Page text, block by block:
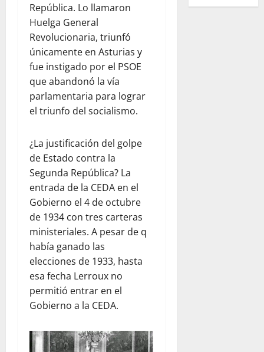
República. Lo llamaron
Huelga General
Revolucionaria, triunfó
únicamente en Asturias y
fue instigado por el PSOE
que abandonó la vía
parlamentaria para lograr
el triunfo del socialismo.
¿La justificación del golpe
de Estado contra la
Segunda República? La
entrada de la CEDA en el
Gobierno el 4 de octubre
de 1934 con tres carteras
ministeriales. A pesar de q
había ganado las
elecciones de 1933, hasta
esa fecha Lerroux no
permitió entrar en el
Gobierno a la CEDA.